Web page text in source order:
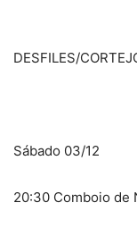
DESFILES/
Sábado 03/12
20:30 Comboio de